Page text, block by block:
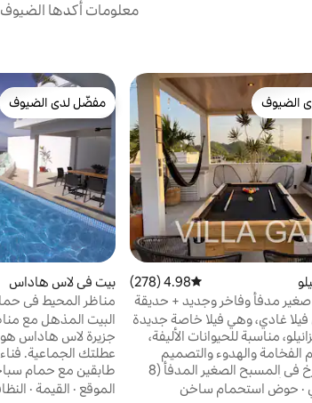
معلومات أكدها
المفضّلة لدى الضيوف
الضيوف
متوسط التقييم 4.98 من 5، 278 مراجعات
4.98 (278)
مدفأ وفاخر وجديد + حديقة
غادي، وهي فيلا خاصة جديدة
مناسبة للحيوانات الأليفة،
والهدوء والتصميم
العصري. استرخِ في المسبح الصغير المدفأ (8
أقدام و2 بوصة × 4 أقدام و3 بوصات × عمق
· حوض استحمام ساخن
مفضّل لدى الضيوف
مفضّل لدى الضيوف
بيت في لاس هاداس
مناظر المحيط في
البيت المذهل مع
جزيرة لاس هاداس هو
عطلتك الجماعية.
طابقين مع حمام
الموقع · القيمة ·